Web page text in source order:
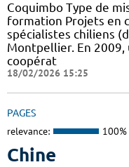
Coquimbo Type de
formation Projets en
spécialistes chiliens
Montpellier. En
coopérat
18/02/2026 15:25
PAGES
relevance: 100%
Chine